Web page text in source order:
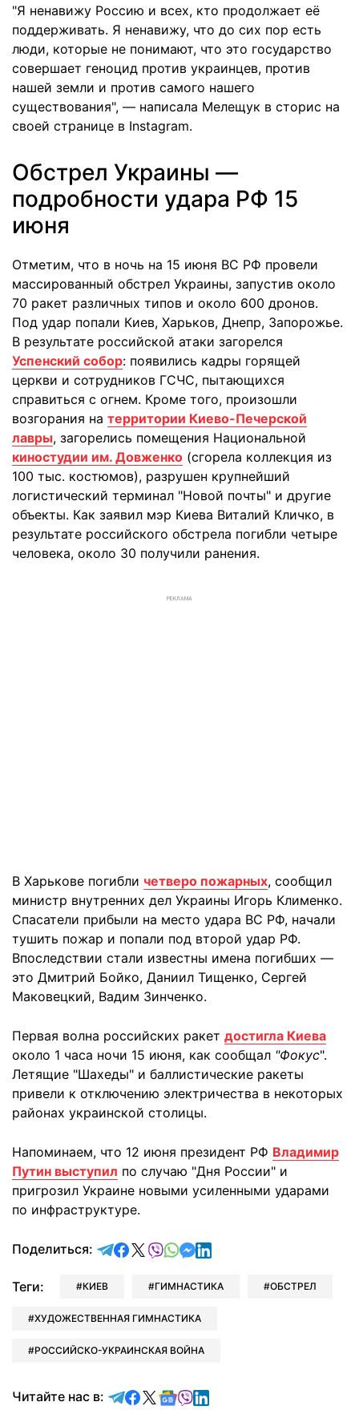
"Я ненавижу Россию и всех, кто продолжает её
поддерживать. Я ненавижу, что до сих пор есть
люди, которые не понимают, что это государство
совершает геноцид против украинцев, против
нашей земли и против самого нашего
существования", — написала Мелещук в сторис на
своей странице в Instagram.
Обстрел Украины —
подробности удара РФ 15
июня
Отметим, что в ночь на 15 июня ВС РФ провели
массированный обстрел Украины, запустив около
70 ракет различных типов и около 600 дронов.
Под удар попали Киев, Харьков, Днепр, Запорожье.
В результате российской атаки загорелся
Успенский собор: появились кадры горящей
церкви и сотрудников ГСЧС, пытающихся
справиться с огнем. Кроме того, произошли
возгорания на территории Киево-Печерской
лавры, загорелись помещения Национальной
киностудии им. Довженко (сгорела коллекция из
100 тыс. костюмов), разрушен крупнейший
логистический терминал "Новой почты" и другие
объекты. Как заявил мэр Киева Виталий Кличко, в
результате российского обстрела погибли четыре
человека, около 30 получили ранения.
РЕКЛАМА
В Харькове погибли четверо пожарных, сообщил
министр внутренних дел Украины Игорь Клименко.
Спасатели прибыли на место удара ВС РФ, начали
тушить пожар и попали под второй удар РФ.
Впоследствии стали известны имена погибших —
это Дмитрий Бойко, Даниил Тищенко, Сергей
Маковецкий, Вадим Зинченко.
Первая волна российских ракет достигла Киева
около 1 часа ночи 15 июня, как сообщал "Фокус".
Летящие "Шахеды" и баллистические ракеты
привели к отключению электричества в некоторых
районах украинской столицы.
Напоминаем, что 12 июня президент РФ Владимир
Путин выступил по случаю "Дня России" и
пригрозил Украине новыми усиленными ударами
по инфраструктуре.
Поделиться: отправить в Telegram
поделиться в Facebook
поделиться в X
отправить в Viber
отправить в Whatsapp
отправить в Messenger
отправить в LinkedIn
Теги: КИЕВ ГИМНАСТИКА ОБСТРЕЛ
ХУДОЖЕСТВЕННАЯ ГИМНАСТИКА
РОССИЙСКО-УКРАИНСКАЯ ВОЙНА
Читайте нас в: Читайте в Telegram
Читайте в Facebook
Читайте в X
Читайте в Google news
Читайте в Viber
Читайте в LinkedIn